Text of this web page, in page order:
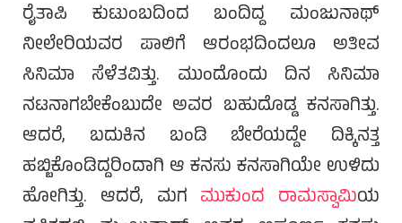
ರೈತಾಪಿ ಕುಟುಂಬದಿಂದ ಬಂದಿದ್ದ ಮಂಜುನಾಥ್
ನೀಲೇರಿಯವರ ಪಾಲಿಗೆ ಆರಂಭದಿಂದಲೂ ಅತೀವ
ಸಿನಿಮಾ ಸೆಳೆತವಿತ್ತು. ಮುಂದೊಂದು ದಿನ ಸಿನಿಮಾ
ನಟನಾಗಬೇಕೆಂಬುದೇ ಅವರ ಬಹುದೊಡ್ಡ ಕನಸಾಗಿತ್ತು.
ಆದರೆ, ಬದುಕಿನ ಬಂಡಿ ಬೇರೆಯದ್ದೇ ದಿಕ್ಕಿನತ್ತ
ಹಬ್ಬಿಕೊಂಡಿದ್ದರಿಂದಾಗಿ ಆ ಕನಸು ಕನಸಾಗಿಯೇ ಉಳಿದು
ಹೋಗಿತ್ತು. ಆದರೆ, ಮಗ ಮುಕುಂದ ರಾಮಸ್ವಾಮಿಯ